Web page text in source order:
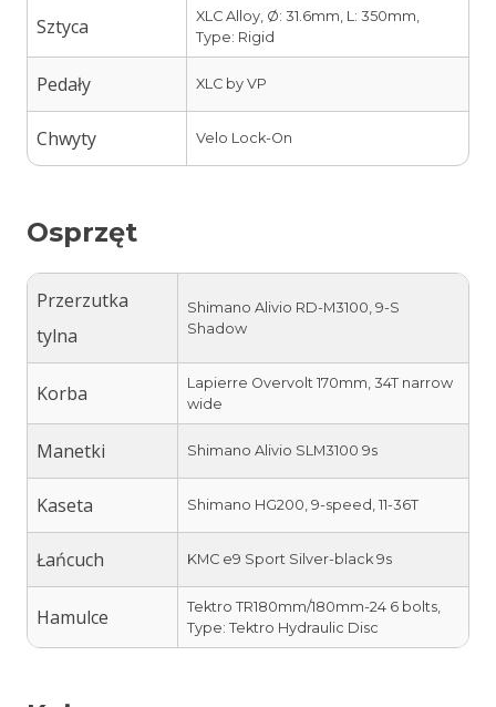
Sztyca
XLC Alloy, Ø: 31.6mm, L: 350mm,
Type: Rigid
Pedały XLC by VP
Chwyty Velo Lock-On
Osprzęt
Przerzutka
tylna
Shimano Alivio RD-M3100, 9-S
Shadow
Korba
Lapierre Overvolt 170mm, 34T narrow
wide
Manetki Shimano Alivio SLM3100 9s
Kaseta Shimano HG200, 9-speed, 11-36T
Łańcuch KMC e9 Sport Silver-black 9s
Hamulce
Tektro TR180mm/180mm-24 6 bolts,
Type: Tektro Hydraulic Disc